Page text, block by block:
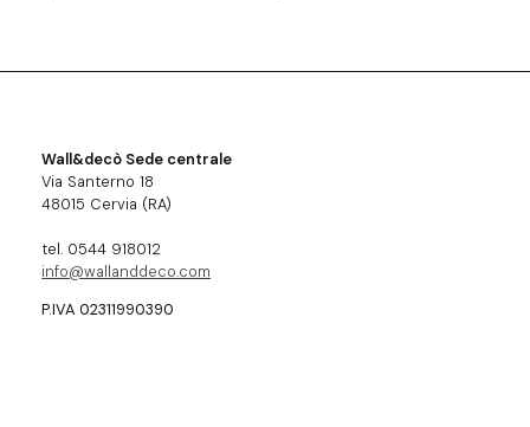
Wall&decò Sede centrale
Via Santerno 18
48015 Cervia (RA)
tel. 0544 918012
info@wallanddeco.com
P.IVA 02311990390